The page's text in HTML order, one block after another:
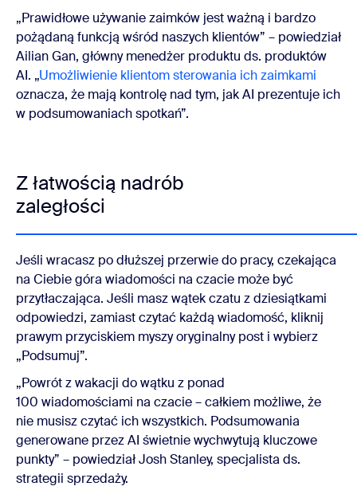
„Prawidłowe używanie zaimków jest ważną i bardzo
pożądaną funkcją wśród naszych klientów” – powiedział
Ailian Gan, główny menedżer produktu ds. produktów
AI. „Umożliwienie klientom sterowania ich zaimkami
oznacza, że mają kontrolę nad tym, jak AI prezentuje ich
w podsumowaniach spotkań”.
Z łatwością nadrób
zaległości
Jeśli wracasz po dłuższej przerwie do pracy, czekająca
na Ciebie góra wiadomości na czacie może być
przytłaczająca. Jeśli masz wątek czatu z dziesiątkami
odpowiedzi, zamiast czytać każdą wiadomość, kliknij
prawym przyciskiem myszy oryginalny post i wybierz
„Podsumuj”.
„Powrót z wakacji do wątku z ponad
100 wiadomościami na czacie – całkiem możliwe, że
nie musisz czytać ich wszystkich. Podsumowania
generowane przez AI świetnie wychwytują kluczowe
punkty” – powiedział Josh Stanley, specjalista ds.
strategii sprzedaży.